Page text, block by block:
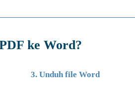
ke Word?
3. Unduh file Word